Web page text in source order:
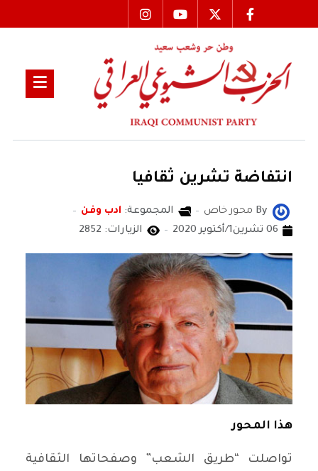
انتفاضة تشرين ثقافيا
By محور خاص المجموعة: ادب وفن
06 تشرين1/أكتوير 2020
الزيارات: 2852
هذا المحور
تواصلت “طريق الشعب” وصفحاتها الثقافية